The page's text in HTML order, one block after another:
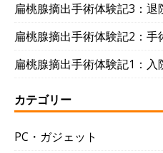
扁桃腺摘出手術体験記3：退
扁桃腺摘出手術体験記2：手
扁桃腺摘出手術体験記1：入
カテゴリー
PC・ガジェット